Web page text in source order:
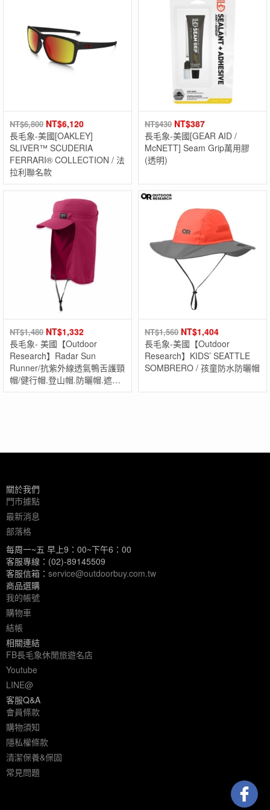
NT$6,800 NT$6,120
長毛象-美國[OAKLEY]
SLIVER™ SCUDERIA
FERRARI® COLLECTION / 法
拉利聯名款
NT$430 NT$387
長毛象-美國[GEAR AID /
McNETT] Seam Grip萬用膠
(透明)
NT$1,480 NT$1,332
長毛象- 美國【Outdoor
Research】Radar Sun
Runner/抗紫外線透氣鴨舌護頸
帽/健行帽.登山帽.防曬帽.遮陽
帽
NT$1,560 NT$1,404
長毛象-美國【Outdoor
Research】KIDS’ SEATTLE
SOMBRERO / 孩童防水防曬帽
關於我們
門市據點
最新消息
部落格
每周一~五 早上9：00~下午6：00
客服專線：(02)-89145509
客服信箱： service@outdoorbuy.com.tw
商品選購
我的帳號
購物車
結帳
相關連結
FB長毛象休閒旅遊名店
Youtube
LINE@
客服Q&A
會員條款
購物須知
隱私權條款
清潔保養&保固
常見問題